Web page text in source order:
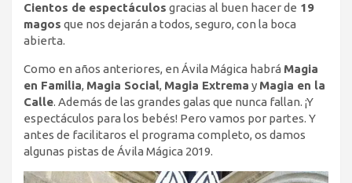
Cientos de espectáculos gracias al buen hacer de 19
magos que nos dejarán a todos, seguro, con la boca
abierta.
Como en años anteriores, en Ávila Mágica habrá Magia
en Familia, Magia Social, Magia Extrema y Magia en la
Calle. Además de las grandes galas que nunca fallan. ¡Y
espectáculos para los bebés! Pero vamos por partes. Y
antes de facilitaros el programa completo, os damos
algunas pistas de Ávila Mágica 2019.